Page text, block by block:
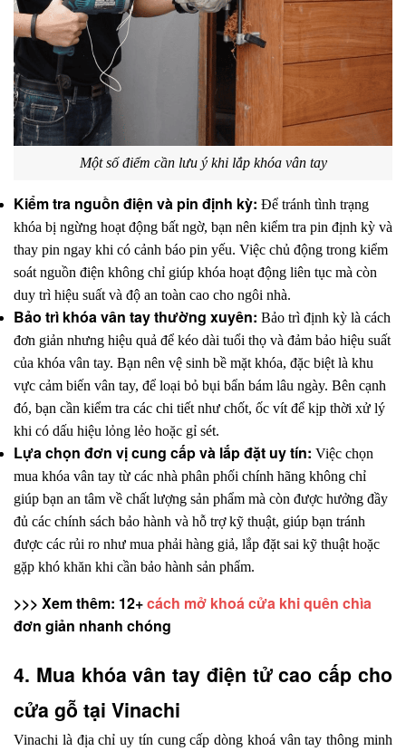
Một số điểm cần lưu ý khi lắp khóa vân tay
Kiểm tra nguồn điện và pin định kỳ: Để tránh tình trạng
khóa bị ngừng hoạt động bất ngờ, bạn nên kiểm tra pin định kỳ và
thay pin ngay khi có cảnh báo pin yếu. Việc chủ động trong kiểm
soát nguồn điện không chỉ giúp khóa hoạt động liên tục mà còn
duy trì hiệu suất và độ an toàn cao cho ngôi nhà.
Bảo trì khóa vân tay thường xuyên: Bảo trì định kỳ là cách
đơn giản nhưng hiệu quả để kéo dài tuổi thọ và đảm bảo hiệu suất
của khóa vân tay. Bạn nên vệ sinh bề mặt khóa, đặc biệt là khu
vực cảm biến vân tay, để loại bỏ bụi bẩn bám lâu ngày. Bên cạnh
đó, bạn cần kiểm tra các chi tiết như chốt, ốc vít để kịp thời xử lý
khi có dấu hiệu lỏng lẻo hoặc gỉ sét.
Lựa chọn đơn vị cung cấp và lắp đặt uy tín: Việc chọn
mua khóa vân tay từ các nhà phân phối chính hãng không chỉ
giúp bạn an tâm về chất lượng sản phẩm mà còn được hưởng đầy
đủ các chính sách bảo hành và hỗ trợ kỹ thuật, giúp bạn tránh
được các rủi ro như mua phải hàng giả, lắp đặt sai kỹ thuật hoặc
gặp khó khăn khi cần bảo hành sản phẩm.
>>> Xem thêm: 12+ cách mở khoá cửa khi quên chìa
đơn giản nhanh chóng
4. Mua khóa vân tay điện tử cao cấp cho
cửa gỗ tại Vinachi
Vinachi là địa chỉ uy tín cung cấp dòng khoá vân tay thông minh